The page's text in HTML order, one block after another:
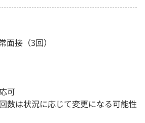
面接（3回）
可
数は状況に応じて変更になる可能性